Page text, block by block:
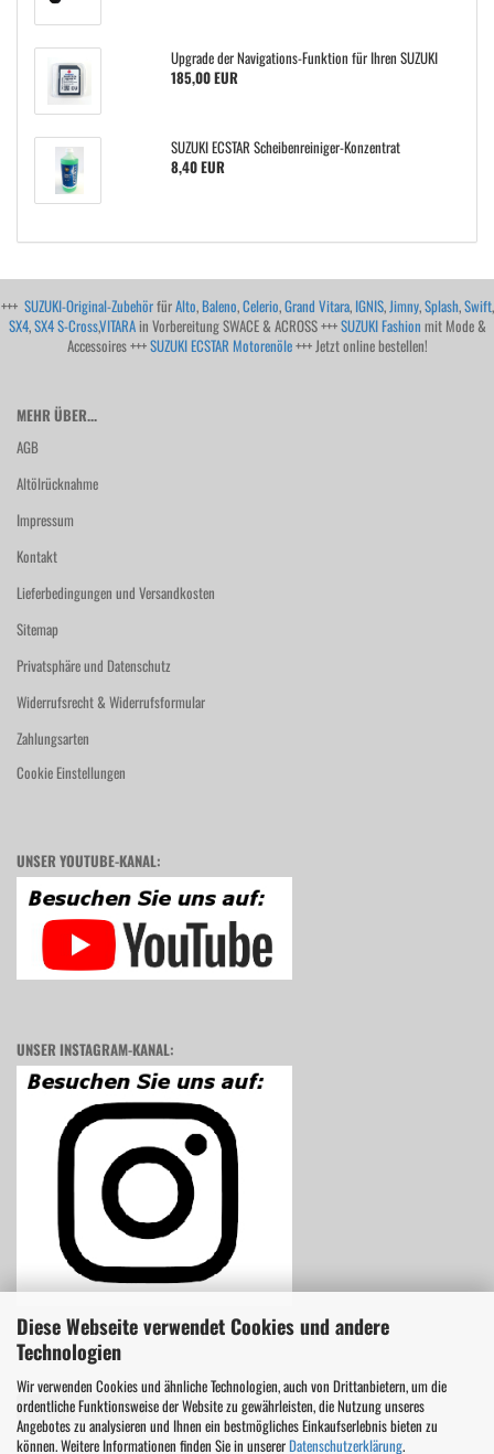
Diese Webseite verwendet Cookies und andere
Technologien
Wir verwenden Cookies und ähnliche Technologien, auch von Drittanbietern, um die
ordentliche Funktionsweise der Website zu gewährleisten, die Nutzung unseres
Angebotes zu analysieren und Ihnen ein bestmögliches Einkaufserlebnis bieten zu
können. Weitere Informationen finden Sie in unsererDatenschutzerklärung.
Upgrade der Navigations-Funktion für Ihren SUZUKI
185,00 EUR
SUZUKI ECSTAR Scheibenreiniger-Konzentrat
8,40 EUR
+++ SUZUKI-Original-ZubehörfürAlto,Baleno,Celerio,Grand Vitara, IGNIS,Jimny,Splash,Swift,
SX4,SX4 S-Cross,VITARAin Vorbereitung SWACE & ACROSS +++SUZUKI Fashion mit Mode &
Accessoires +++SUZUKI ECSTAR Motorenöle+++ Jetzt online bestellen!
MEHR ÜBER...
AGB
Altölrücknahme
Impressum
Kontakt
Lieferbedingungen und Versandkosten
Sitemap
Privatsphäre und Datenschutz
Widerrufsrecht & Widerrufsformular
Zahlungsarten
Cookie Einstellungen
UNSER YOUTUBE-KANAL:
UNSER INSTAGRAM-KANAL:
Vertrag widerrufen